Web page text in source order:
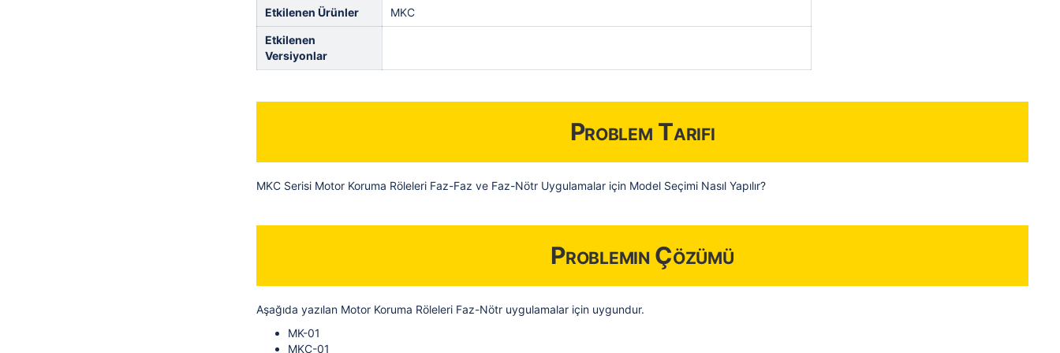
Etkilenen Ürünler MKC
Etkilenen
Versiyonlar
Problem Tarifi
MKC Serisi Motor Koruma Röleleri Faz-Faz ve Faz-Nötr Uygulamalar için Model Seçimi Nasıl Yapılır?
Problemin Çözümü
Aşağıda yazılan Motor Koruma Röleleri Faz-Nötr uygulamalar için uygundur.
MK-01
MKC-01